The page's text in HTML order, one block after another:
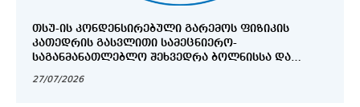
ᲗᲡᲣ-ᲘᲡ ᲙᲝᲜᲓᲔᲜᲡᲘᲠᲔᲑᲣᲚᲘ ᲒᲐᲠᲔᲛᲝᲡ ᲤᲘᲖᲘᲙᲘᲡ
ᲙᲐᲗᲔᲓᲠᲘᲡ ᲒᲐᲡᲕᲚᲘᲗᲘ ᲡᲐᲛᲔᲪᲜᲘᲔᲠᲝ-
ᲡᲐᲒᲐᲜᲛᲐᲜᲐᲗᲚᲔᲑᲚᲝ ᲨᲔᲮᲕᲔᲓᲠᲐ ᲑᲝᲚᲜᲘᲡᲡᲐ ᲓᲐ
27/07/2026